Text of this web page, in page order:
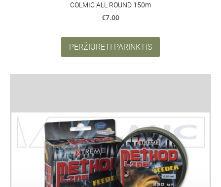
COLMIC ALL ROUND 150m
€7.00
PERŽIŪRĖTI PARINKTIS